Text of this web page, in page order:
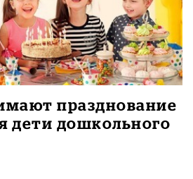
празднование
дети дошкольного